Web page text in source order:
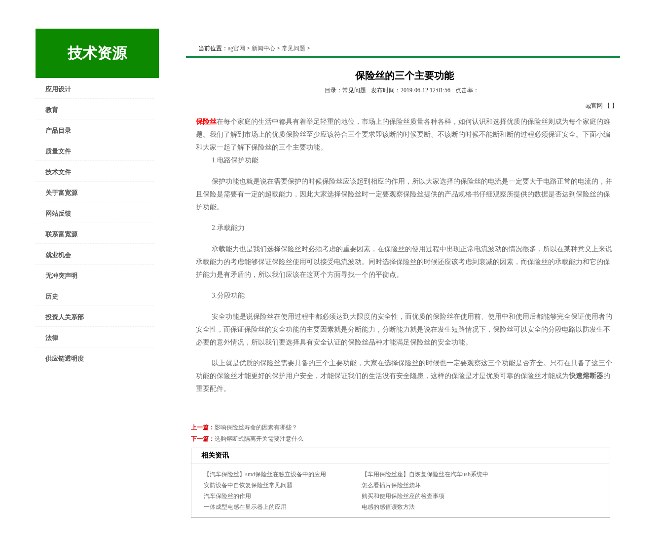
技术资源
应用设计
教育
产品目录
质量文件
技术文件
关于富宽源
网站反馈
联系富宽源
就业机会
无冲突声明
历史
投资人关系部
法律
供应链透明度
当前位置： ag官网 > 新闻中心 > 常见问题 >
保险丝的三个主要功能
目录：常见问题 发布时间：2019-06-12 12:01:56 点击率：
ag官网 【 】
保险丝在每个家庭的生活中都具有着举足轻重的地位，市场上的保险丝质量各种各样，如何认识和选择优质的保险丝则成为每个家庭的难
题。我们了解到市场上的优质保险丝至少应该符合三个要求即该断的时候要断、不该断的时候不能断和断的过程必须保证安全。下面小编
和大家一起了解下保险丝的三个主要功能。
1.电路保护功能
保护功能也就是说在需要保护的时候保险丝应该起到相应的作用，所以大家选择的保险丝的电流是一定要大于电路正常的电流的，并
且保险是需要有一定的超载能力，因此大家选择保险丝时一定要观察保险丝提供的产品规格书仔细观察所提供的数据是否达到保险丝的保
护功能。
2.承载能力
承载能力也是我们选择保险丝时必须考虑的重要因素，在保险丝的使用过程中出现正常电流波动的情况很多，所以在某种意义上来说
承载能力的考虑能够保证保险丝使用可以接受电流波动。同时选择保险丝的时候还应该考虑到衰减的因素，而保险丝的承载能力和它的保
护能力是有矛盾的，所以我们应该在这两个方面寻找一个的平衡点。
3.分段功能
安全功能是说保险丝在使用过程中都必须达到大限度的安全性，而优质的保险丝在使用前、使用中和使用后都能够完全保证使用者的
安全性，而保证保险丝的安全功能的主要因素就是分断能力，分断能力就是说在发生短路情况下，保险丝可以安全的分段电路以防发生不
必要的意外情况，所以我们要选择具有安全认证的保险丝品种才能满足保险丝的安全功能。
以上就是优质的保险丝需要具备的三个主要功能，大家在选择保险丝的时候也一定要观察这三个功能是否齐全。只有在具备了这三个
功能的保险丝才能更好的保护用户安全，才能保证我们的生活没有安全隐患，这样的保险是才是优质可靠的保险丝才能成为快速熔断器的
重要配件。
上一篇： 影响保险丝寿命的因素有哪些？
下一篇： 选购熔断式隔离开关需要注意什么
相关资讯
【汽车保险丝】smd保险丝在独立设备中的应用
【车用保险丝座】自恢复保险丝在汽车usb系统中...
安防设备中自恢复保险丝常见问题
怎么看插片保险丝烧坏
汽车保险丝的作用
购买和使用保险丝座的检查事项
一体成型电感在显示器上的应用
电感的感值读数方法